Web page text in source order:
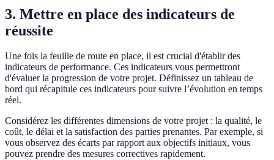
3. Mettre en place des indicateurs de
réussite
Une fois la feuille de route en place, il est crucial d'établir des
indicateurs de performance. Ces indicateurs vous permettront
d'évaluer la progression de votre projet. Définissez un tableau de
bord qui récapitule ces indicateurs pour suivre l’évolution en temps
réel.
Considérez les différentes dimensions de votre projet : la qualité, le
coût, le délai et la satisfaction des parties prenantes. Par exemple, si
vous observez des écarts par rapport aux objectifs initiaux, vous
pouvez prendre des mesures correctives rapidement.